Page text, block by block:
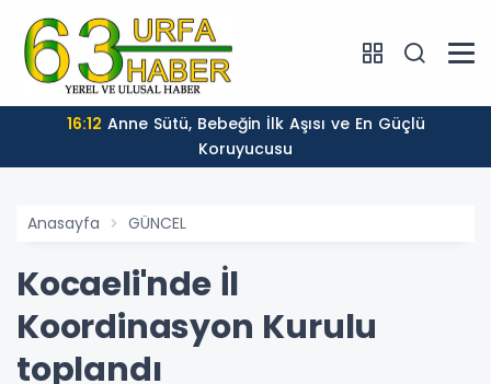
16:12
Koruyucusu
Anasayfa GÜNCEL
Kocaeli'nde İl
Koordinasyon Kurulu
toplandı